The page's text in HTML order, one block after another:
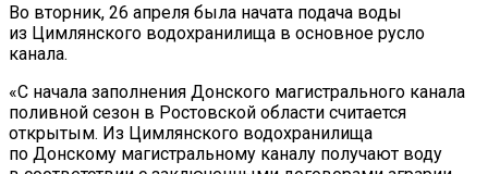
Во вторник, 26 апреля была начата подача воды
из Цимлянского водохранилища в основное русло
канала.
«С начала заполнения Донского магистрального канала
поливной сезон в Ростовской области считается
открытым. Из Цимлянского водохранилища
по Донскому магистральному каналу получают воду